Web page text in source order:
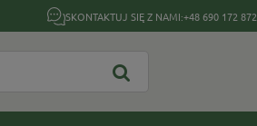
SKONTAKTUJ SIĘ Z NAMI:+48 690 172 872